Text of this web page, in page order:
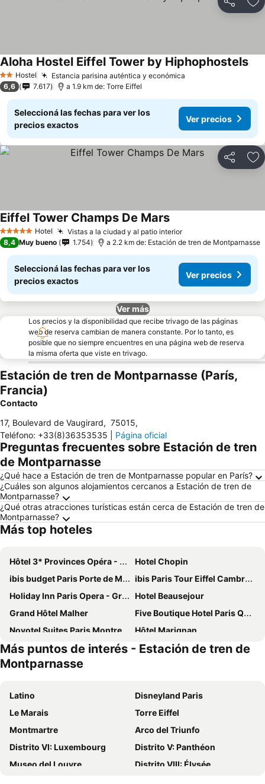
Compartir
2 Estrellas
Hostel Estancia parisina auténtica y económica
Aloha Hostel Eiffel Tower by Hiphophostels
6,6 7.617 a 1.9 km de: Torre Eiffel
Seleccioná las fechas para ver los
precios exactos
Ver precios
Compartir
5 Estrellas Hotel Vistas a la ciudad y al patio interiorVer precios
Eiffel Tower Champs De MarsVer precios
8,4 Muy bueno 1.754 a 2.2 km de: Estación de tren de Montparnasse
Seleccioná las fechas para ver los
precios exactos
Ver precios
Ver más
Los precios y la disponibilidad que recibe trivago de las páginas
web de reserva cambian de manera constante. Por lo tanto, es
posible que no siempre encuentres en una página web de reserva
la misma oferta que viste en trivago.
Estación de tren de Montparnasse (París,
Francia)
Contacto
17, Boulevard de Vaugirard, 75015,
Teléfono: +33(8)36353535 Página oficial
Preguntas frecuentes sobre Estación de tren
de Montparnasse
¿Qué hace a Estación de tren de Montparnasse popular en París?
¿Cuáles son algunos alojamientos cercanos a Estación de tren de
Montparnasse?
¿Qué otras atracciones turísticas están cerca de Estación de tren de
Montparnasse?
Más top hoteles
Hôtel 3* Provinces Opéra - Vacances Bleues
Hotel Chopin
ibis budget Paris Porte de Montmartre
ibis Paris Tour Eiffel Cambronne 15ème
Holiday Inn Paris Opera - Grands Blvds By Ihg
Hotel Beausejour
Grand Hôtel Malher
Five Boutique Hotel Paris Quartier Latin
Novotel Suites Paris Montreuil Vincennes
Hôtel Marignan
St Christopher's Inn Paris - Gare du Nord
Hotel Saint Christophe
ibis Budget Paris La Villette 19ème
Au Royal Mad
Hotel Atmospheres
hotelF1 Paris Porte de Châtillon
Holiday Inn Paris - Auteuil By Ihg
Hôtel Bonne Nouvelle
Pullman Paris Tour Eiffel
Hôtel De Paris Opera
Hôtel Marais de Launay
Villa Panthéon
Hotel De Suez
Más puntos de interés - Estación de tren de
Montparnasse
Latino
Disneyland Paris
Le Marais
Torre Eiffel
Montmartre
Arco del Triunfo
Distrito VI: Luxembourg
Distrito V: Panthéon
Museo del Louvre
Distrito VIII: Élysée